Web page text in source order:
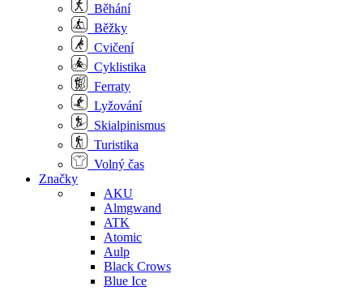
Běhání
Běžky
Cvičení
Cyklistika
Ferraty
Lyžování
Skialpinismus
Turistika
Volný čas
Značky
AKU
Almgwand
ATK
Atomic
Aulp
Black Crows
Blue Ice